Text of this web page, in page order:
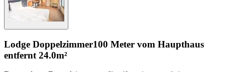
Lodge Doppelzimmer100 Meter vom Haupthaus
entfernt 24.0m²